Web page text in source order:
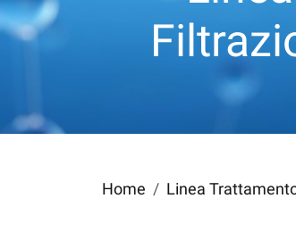
Home Linea